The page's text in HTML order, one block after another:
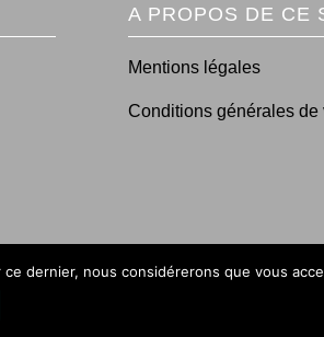
A PROPOS DE CE
Mentions légales
Conditions générales de
dernier, nous considérerons que vous